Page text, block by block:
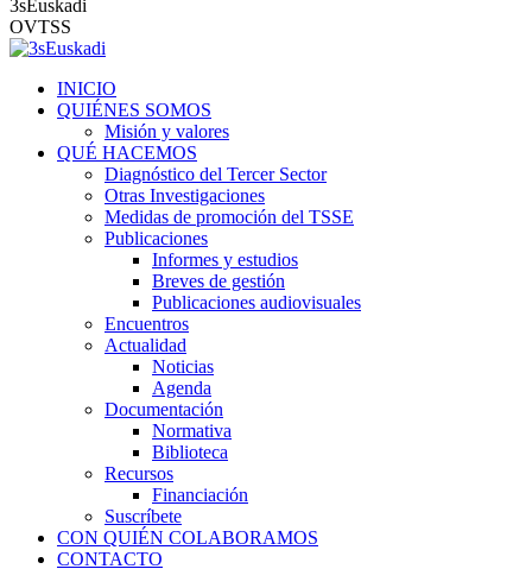
3sEuskadi
OVTSS
INICIO
QUIÉNES SOMOS
Misión y valores
QUÉ HACEMOS
Diagnóstico del Tercer Sector
Otras Investigaciones
Medidas de promoción del TSSE
Publicaciones
Informes y estudios
Breves de gestión
Publicaciones audiovisuales
Encuentros
Actualidad
Noticias
Agenda
Documentación
Normativa
Biblioteca
Recursos
Financiación
Suscríbete
CON QUIÉN COLABORAMOS
CONTACTO